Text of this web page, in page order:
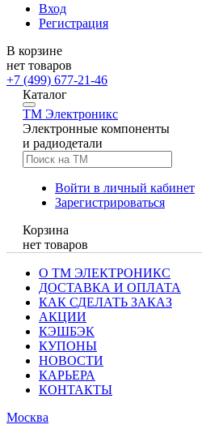
Вход
Регистрация
В корзине
нет товаров
+7 (499) 677-21-46
Каталог
TM Электроникс
Электронные компоненты
и радиодетали
Войти в личный кабинет
Зарегистрироваться
Корзина
нет товаров
О ТМ ЭЛЕКТРОНИКС
ДОСТАВКА И ОПЛАТА
КАК СДЕЛАТЬ ЗАКАЗ
АКЦИИ
КЭШБЭК
КУПОНЫ
НОВОСТИ
КАРЬЕРА
КОНТАКТЫ
Москва